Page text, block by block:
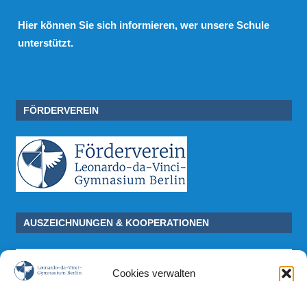
Cookies verwalten
Hier können Sie sich informieren, wer unsere Schule
unterstützt.
FÖRDERVEREIN
AUSZEICHNUNGEN & KOOPERATIONEN